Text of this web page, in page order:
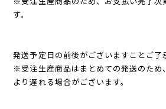
す。
発送予定日の前後がございますことご了
※受注生産商品はまとめての発送のため
より遅れる場合がございます。